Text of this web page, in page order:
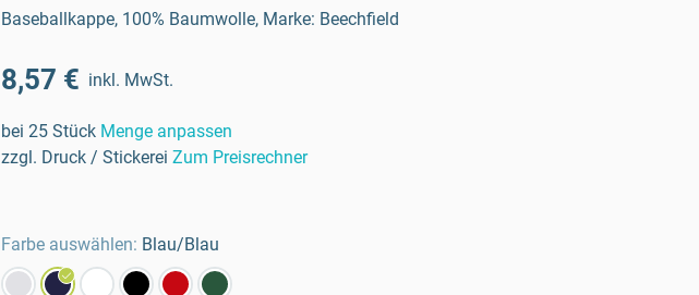
Baseballkappe, 100% Baumwolle, Marke: Beechfield
8,57 € inkl. MwSt.
bei 25 Stück Menge anpassen
zzgl. Druck / Stickerei Zum Preisrechner
Farbe auswählen: Blau/Blau